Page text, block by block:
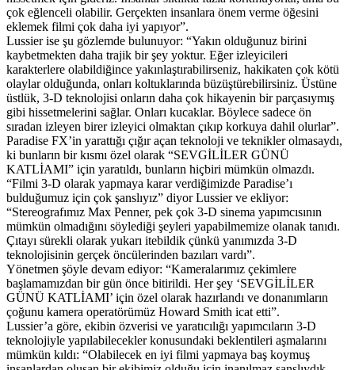
çok eğlenceli olabilir. Gerçekten insanlara önem verme öğesini
eklemek filmi çok daha iyi yapıyor”.
Lussier ise şu gözlemde bulunuyor: “Yakın olduğunuz birini
kaybetmekten daha trajik bir şey yoktur. Eğer izleyicileri
karakterlere olabildiğince yakınlaştırabilirseniz, hakikaten çok kötü
olaylar olduğunda, onları koltuklarında büzüştürebilirsiniz. Üstüne
üstlük, 3-D teknolojisi onların daha çok hikayenin bir parçasıymış
gibi hissetmelerini sağlar. Onları kucaklar. Böylece sadece ön
sıradan izleyen birer izleyici olmaktan çıkıp korkuya dahil olurlar”.
Paradise FX’in yarattığı çığır açan teknoloji ve teknikler olmasaydı,
ki bunların bir kısmı özel olarak “SEVGİLİLER GÜNÜ
KATLİAMI” için yaratıldı, bunların hiçbiri mümkün olmazdı.
“Filmi 3-D olarak yapmaya karar verdiğimizde Paradise’ı
bulduğumuz için çok şanslıyız” diyor Lussier ve ekliyor:
“Stereografımız Max Penner, pek çok 3-D sinema yapımcısının
mümkün olmadığını söylediği şeyleri yapabilmemize olanak tanıdı.
Çıtayı sürekli olarak yukarı itebildik çünkü yanımızda 3-D
teknolojisinin gerçek öncülerinden bazıları vardı”.
Yönetmen şöyle devam ediyor: “Kameralarımız çekimlere
başlamamızdan bir gün önce bitirildi. Her şey ‘SEVGİLİLER
GÜNÜ KATLİAMI’ için özel olarak hazırlandı ve donanımların
çoğunu kamera operatörümüz Howard Smith icat etti”.
Lussier’a göre, ekibin özverisi ve yaratıcılığı yapımcıların 3-D
teknolojiyle yapılabilecekler konusundaki beklentileri aşmalarını
mümkün kıldı: “Olabilecek en iyi filmi yapmaya baş koymuş